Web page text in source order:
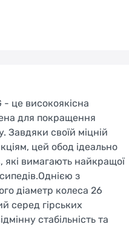
- це високоякісна
для покращення
Завдяки своїй міцній
цей обод ідеально
які вимагають найкращої
з
діаметр колеса 26
серед гірських
стабільність та
version?